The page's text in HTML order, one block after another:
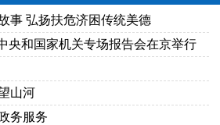
事 弘扬扶危济困传统美德
央和国家机关专场报告会在京举行
山河
务服务